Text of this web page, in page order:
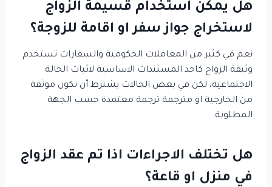
هل يمكن استخدام قسيمة الزواج
لاستخراج جواز سفر او اقامة للزوجة؟
نعم في كثير من المعاملات الحكومية والسفارات تستخدم
وثيقة الزواج كاحد المستندات الاساسية لاثبات الحالة
الاجتماعية، لكن في بعض الحالات يشترط أن تكون موثقة
من الخارجية او مترجمة ترجمة معتمدة حسب الجهة
المطلوبة.
هل تختلف الاجراءات اذا تم عقد الزواج
في منزل او قاعة؟